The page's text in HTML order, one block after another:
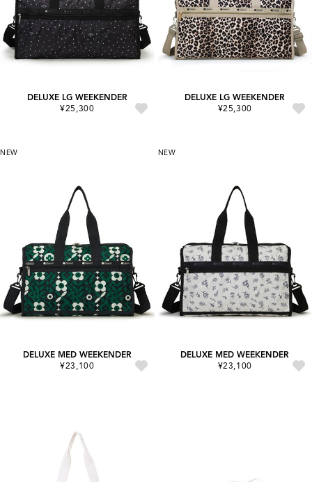
DELUXE LG WEEKENDER
¥25,300
DELUXE LG WEEKENDER
¥25,300
NEW
DELUXE MED WEEKENDER
¥23,100
NEW
DELUXE MED WEEKENDER
¥23,100